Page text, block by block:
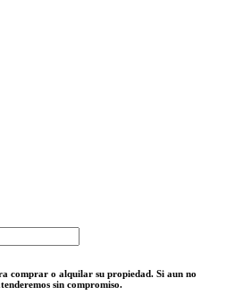
comprar o alquilar su propiedad. Si aun no
sin compromiso.